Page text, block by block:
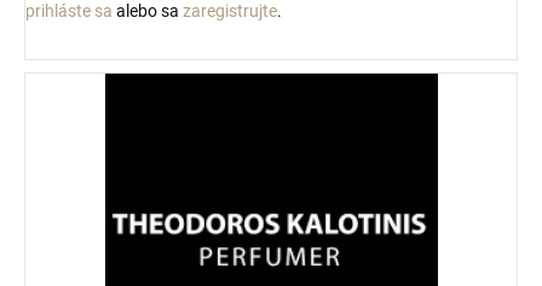
prihláste sa alebo sa zaregistrujte.